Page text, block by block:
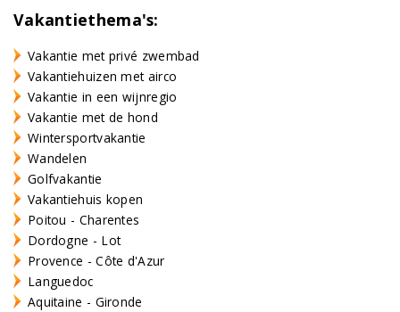
Vakantiethema's:
Vakantie met privé zwembad
Vakantiehuizen met airco
Vakantie in een wijnregio
Vakantie met de hond
Wintersportvakantie
Wandelen
Golfvakantie
Vakantiehuis kopen
Poitou - Charentes
Dordogne - Lot
Provence - Côte d'Azur
Languedoc
Aquitaine - Gironde